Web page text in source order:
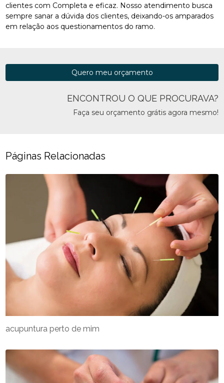
clientes com Completa e eficaz. Nosso atendimento busca
sempre sanar a dúvida dos clientes, deixando-os amparados
em relação aos questionamentos do ramo.
ENCONTROU O QUE PROCURAVA?
Faça seu orçamento grátis agora mesmo!
Quero meu orçamento
Páginas Relacionadas
acupuntura perto de mim